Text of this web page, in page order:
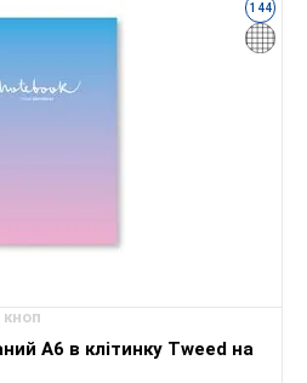
144
кноп
А6 в клітинку Tweed на